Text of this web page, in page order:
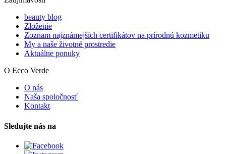
beauty blog
Zloženie
Zoznam najznámejších certifikátov na prírodnú kozmetiku
My a naše životné prostredie
Aktuálne ponuky
O Ecco Verde
O nás
Naša spoločnosť
Kontakt
Sledujte nás na